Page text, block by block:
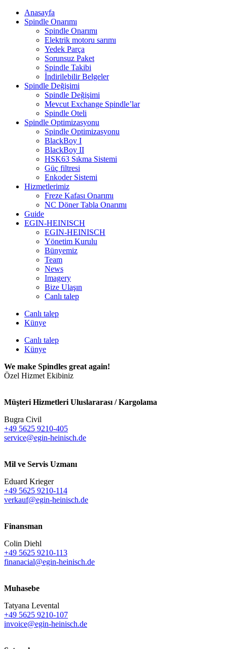
Anasayfa
Spindle Onarımı
Spindle Onarımı
Elektrik motoru sarımı
Yedek Parça
Sorunsuz Paket
Spindle Takibi
İndirilebilir Belgeler
Spindle Değişimi
Spindle Değişimi
Mevcut Exchange Spindle’lar
Spindle Oteli
Spindle Optimizasyonu
Spindle Optimizasyonu
BlackBoy I
BlackBoy II
HSK63 Sıkma Sistemi
Güç filtresi
Enkoder Sistemi
Hizmetlerimiz
Freze Kafası Onarımı
NC Döner Tabla Onarımı
Guide
EGIN-HEINISCH
EGIN-HEINISCH
Yönetim Kurulu
Bünyemiz
Team
News
Imagery
Bize Ulaşın
Canlı talep
Canlı talep
Künye
Canlı talep
Künye
We make Spindles great again!
Özel Hizmet Ekibiniz
Müşteri Hizmetleri Uluslararası / Kargolama
Bugra Civil
+49 5625 9210-405
service@egin-heinisch.de
Mil ve Servis Uzmanı
Eduard Krieger
+49 5625 9210-114
verkauf@egin-heinisch.de
Finansman
Colin Diehl
+49 5625 9210-113
finanacial@egin-heinisch.de
Muhasebe
Tatyana Levental
+49 5625 9210-107
invoice@egin-heinisch.de